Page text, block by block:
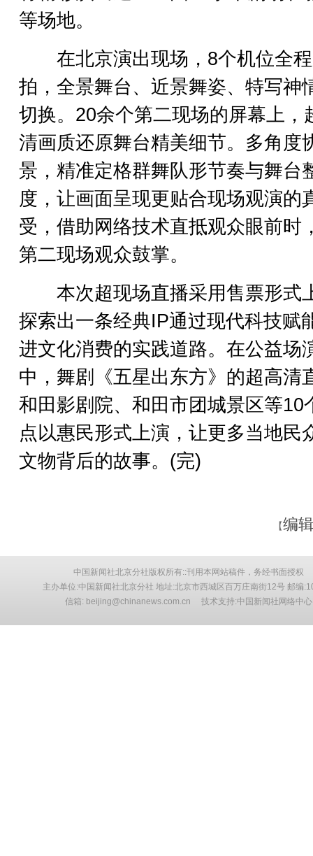
等场地。
在北京演出现场，8个机位全
拍，全景舞台、近景舞姿、特写神
切换。20余个第二现场的屏幕上，
清画质还原舞台精美细节。多角度
景，精准定格群舞队形节奏与舞台
度，让画面呈现更贴合现场观演的
受，借助网络技术直抵观众眼前时
第二现场观众鼓掌。
本次超现场直播采用售票形式
探索出一条经典IP通过现代科技赋
进文化消费的实践道路。在公益场
中，舞剧《五星出东方》的超高清
和田影剧院、和田市团城景区等10
点以惠民形式上演，让更多当地民
文物背后的故事。(完)
【编
中国新闻社北京分社版权所有::刊用本网站稿件，务经书面授权
主办单位:中国新闻社北京分社 地址:北京市西城区百万庄南街12号 邮编
信箱: beijing@chinanews.com.cn 技术支持:中国新闻社网络中心